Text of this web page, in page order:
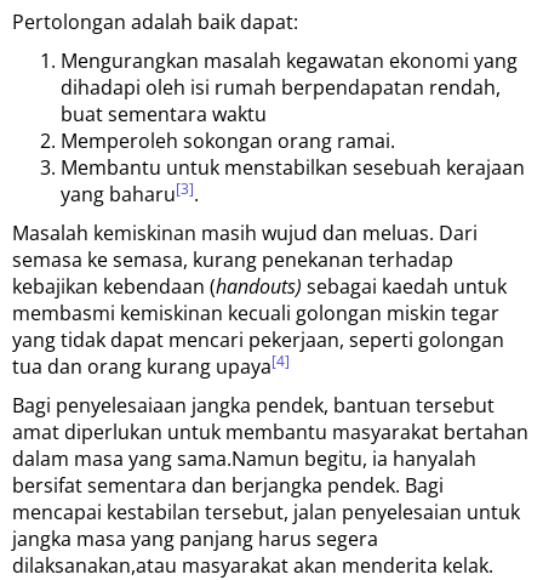
Pertolongan adalah baik dapat:
Mengurangkan masalah kegawatan ekonomi yang
dihadapi oleh isi rumah berpendapatan rendah,
buat sementara waktu
Memperoleh sokongan orang ramai.
Membantu untuk menstabilkan sesebuah kerajaan
yang baharu[3].
Masalah kemiskinan masih wujud dan meluas. Dari
semasa ke semasa, kurang penekanan terhadap
kebajikan kebendaan (handouts) sebagai kaedah untuk
membasmi kemiskinan kecuali golongan miskin tegar
yang tidak dapat mencari pekerjaan, seperti golongan
tua dan orang kurang upaya[4]
Bagi penyelesaiaan jangka pendek, bantuan tersebut
amat diperlukan untuk membantu masyarakat bertahan
dalam masa yang sama.Namun begitu, ia hanyalah
bersifat sementara dan berjangka pendek. Bagi
mencapai kestabilan tersebut, jalan penyelesaian untuk
jangka masa yang panjang harus segera
dilaksanakan,atau masyarakat akan menderita kelak.